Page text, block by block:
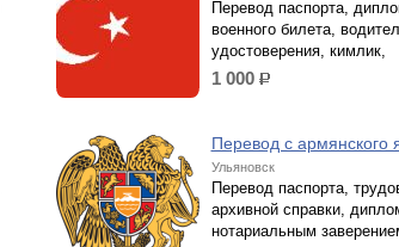
Перевод паспорта,
военного билета,
удостоверения, кимлик,
1 000 р.
Перевод с армянского
Ульяновск
Перевод паспорта,
архивной справки,
нотариальным